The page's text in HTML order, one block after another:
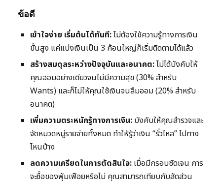
ข้อดี
เข้าใจง่าย เริ่มต้นได้ทันที:ไม่ต้องใช้ความรู้ทางการเงิน
ขั้นสูง แค่แบ่งเงินเป็น 3 ก้อนใหญ่ก็เริ่มติดตามได้แล้ว
สร้างสมดุลระหว่างปัจจุบันและอนาคต:ไม่ได้บังคับให้
คุณออมอย่างเดียวจนไม่มีความสุข (30% สำหรับ
Wants) และก็ไม่ให้คุณใช้เงินจนลืมออม (20% สำหรับ
อนาคต)
เพิ่มความตระหนักรู้ทางการเงิน: บังคับให้คุณสำรวจและ
จัดหมวดหมู่รายจ่ายทั้งหมด ทำให้รู้ว่าเงิน “รั่วไหล” ไปทาง
ไหนบ้าง
ลดความเครียดในการตัดสินใจ: เมื่อมีกรอบชัดเจน การ
จะซื้อของฟุ่มเฟือยหรือไม่ คุณสามารถเทียบกับสัดส่วน